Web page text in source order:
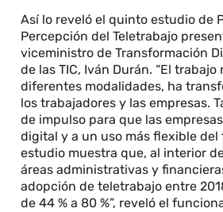
Así lo reveló el quinto estudio de
Percepción del Teletrabajo
viceministro de Transformación
de las TIC, Iván Durán. “El trabajo
diferentes modalidades, ha
los trabajadores y las empresas.
de impulso para que las
digital y a un uso más flexible del
estudio muestra que, al interior
áreas administrativas y
adopción de teletrabajo entre
de 44 % a 80 %”, reveló el